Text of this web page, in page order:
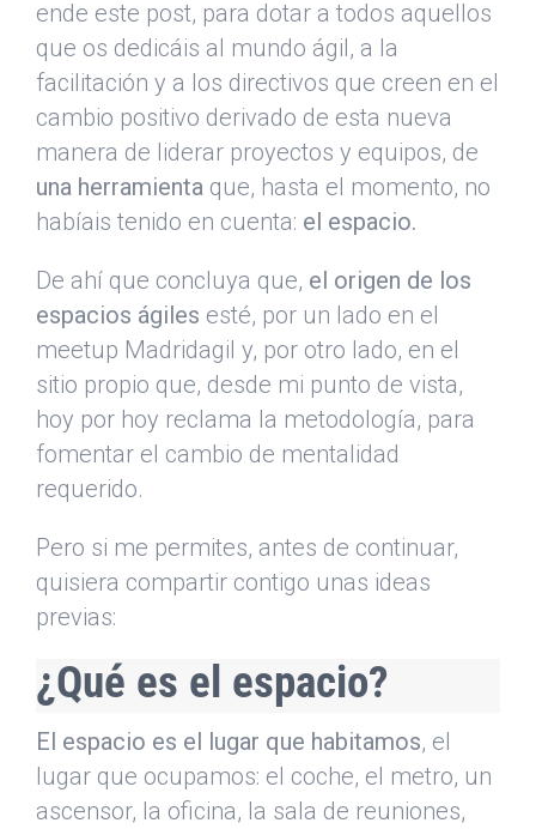
ende este post, para dotar a todos aquellos
que os dedicáis al mundo ágil, a la
facilitación y a los directivos que creen en el
cambio positivo derivado de esta nueva
manera de liderar proyectos y equipos, de
una herramienta que, hasta el momento, no
habíais tenido en cuenta: el espacio.
De ahí que concluya que, el origen de los
espacios ágiles esté, por un lado en el
meetup Madridagil y, por otro lado, en el
sitio propio que, desde mi punto de vista,
hoy por hoy reclama la metodología, para
fomentar el cambio de mentalidad
requerido.
Pero si me permites, antes de continuar,
quisiera compartir contigo unas ideas
previas:
¿Qué es el espacio?
El espacio es el lugar que habitamos, el
lugar que ocupamos: el coche, el metro, un
ascensor, la oficina, la sala de reuniones,